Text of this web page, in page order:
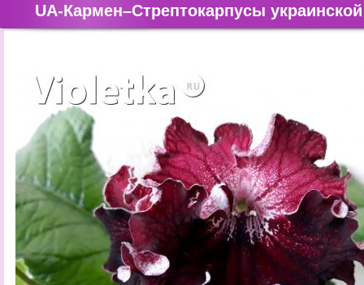
UA-Кармен–Стрептокарпусы